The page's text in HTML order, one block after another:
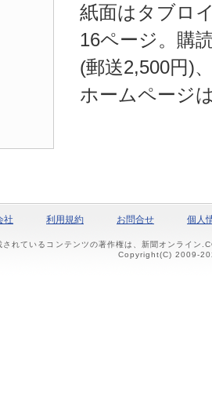
紙面はタブロ
16ページ。購
(郵送2,500円)
ホームページ
社 利用規約 お問合せ 個人
れているコンテンツの著作権は、新聞オンライン
Copyright(C) 2009-